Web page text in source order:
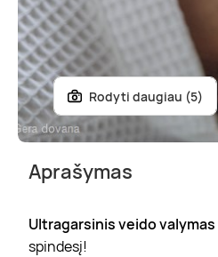
Rodyti daugiau (5)
Aprašymas
Ultragarsinis veido valymas
spindesį!